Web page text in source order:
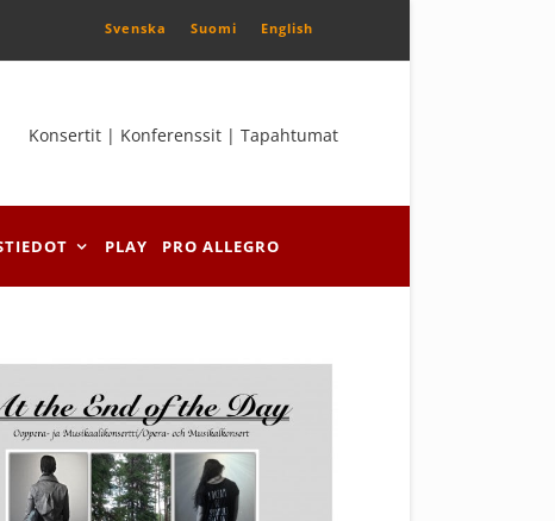
Svenska Suomi English
Konsertit | Konferenssit | Tapahtumat
PLAY PRO ALLEGRO